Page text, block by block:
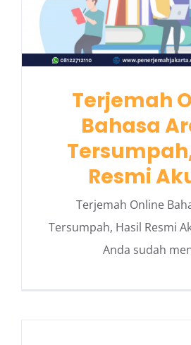
Terjemah
Bahasa
Resmi
Terjemah Online
Tersumpah, Hasil Resmi
Anda sudah